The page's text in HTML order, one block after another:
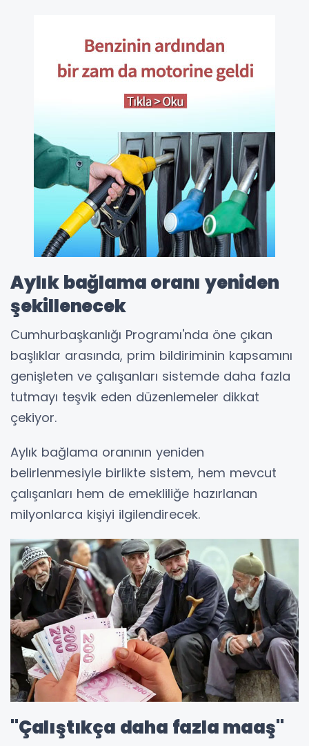
Aylık bağlama oranı yeniden
şekillenecek
Cumhurbaşkanlığı Programı'nda öne çıkan
başlıklar arasında, prim bildiriminin kapsamını
genişleten ve çalışanları sistemde daha fazla
tutmayı teşvik eden düzenlemeler dikkat
çekiyor.
Aylık bağlama oranının yeniden
belirlenmesiyle birlikte sistem, hem mevcut
çalışanları hem de emekliliğe hazırlanan
milyonlarca kişiyi ilgilendirecek.
"Çalıştıkça daha fazla maaş"